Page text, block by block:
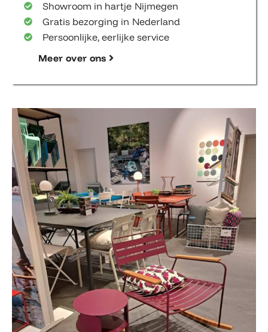
Showroom in hartje Nijmegen
Gratis bezorging in Nederland
Persoonlijke, eerlijke service
Meer over ons